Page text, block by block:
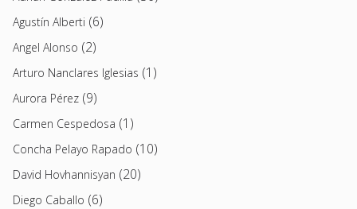
Agustín Alberti (6)
Angel Alonso (2)
Arturo Nanclares Iglesias (1)
Aurora Pérez (9)
Carmen Cespedosa (1)
Concha Pelayo Rapado (10)
David Hovhannisyan (20)
Diego Caballo (6)